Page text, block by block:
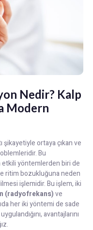
Nedir? Kalp
Modern
şikayetiyle ortaya çıkan ve
Bu
etkili yöntemlerden biri de
ritim bozukluğuna neden
işlemidir. Bu işlem, iki
(radyofrekans)ve
her iki yöntemi de sade
avantajlarını